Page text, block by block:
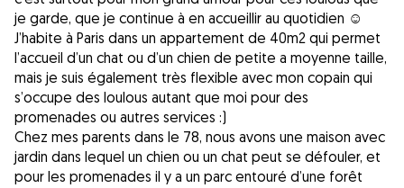
je garde, que je continue à en accueillir au quotidien ☺️
J’habite à Paris dans un appartement de 40m2 qui permet
l’accueil d’un chat ou d’un chien de petite a moyenne taille,
mais je suis également très flexible avec mon copain qui
s’occupe des loulous autant que moi pour des
promenades ou autres services :)
Chez mes parents dans le 78, nous avons une maison avec
jardin dans lequel un chien ou un chat peut se défouler, et
pour les promenades il y a un parc entouré d’une forêt